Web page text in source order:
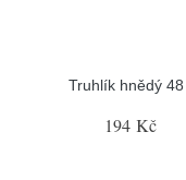
Truhlík hnědý 48
194 Kč